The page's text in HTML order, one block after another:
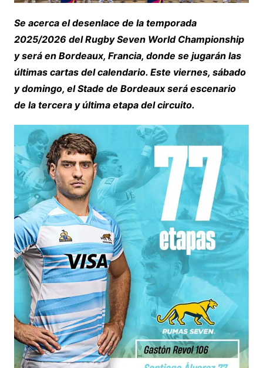
Se acerca el desenlace de la temporada
2025/2026 del Rugby Seven World Championship
y será en Bordeaux, Francia, donde se jugarán las
últimas cartas del calendario. Este viernes, sábado
y domingo, el Stade de Bordeaux será escenario
de la tercera y última etapa del circuito.